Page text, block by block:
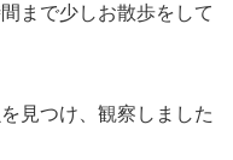
まで少しお散歩をして
見つけ、観察しました